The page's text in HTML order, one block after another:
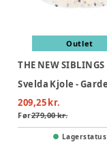
Outlet
THE NEW SIBLINGS
209,25 kr.
Før279,00 kr.
Lagerstatus